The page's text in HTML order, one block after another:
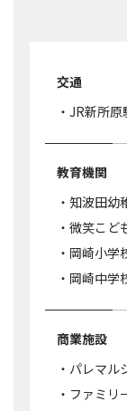
交通
・JR新所
教育機関
・知波田幼
・微笑こど
・岡崎小学
・岡崎中学
商業施設
・パレマ
・ファミ